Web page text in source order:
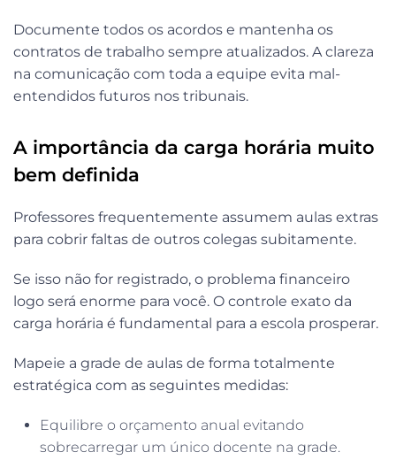
Documente todos os acordos e mantenha os
contratos de trabalho sempre atualizados. A clareza
na comunicação com toda a equipe evita mal-
entendidos futuros nos tribunais.
A importância da carga horária muito
bem definida
Professores frequentemente assumem aulas extras
para cobrir faltas de outros colegas subitamente.
Se isso não for registrado, o problema financeiro
logo será enorme para você. O controle exato da
carga horária é fundamental para a escola prosperar.
Mapeie a grade de aulas de forma totalmente
estratégica com as seguintes medidas:
Equilibre o orçamento anual evitando
sobrecarregar um único docente na grade.